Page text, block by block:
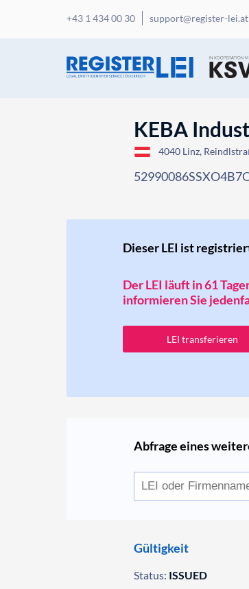
+43 1 434 00 30 support@register-lei.at
KEBA
4040 Linz,
Dieser LEI ist
Der LEI läuft in 61
informieren Sie
LEI transferieren
Abfrage eines
Gültigkeit
Status: ISSUED